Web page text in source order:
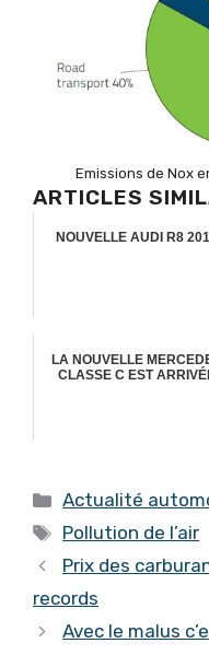
Emissions de Nox
ARTICLES
NOUVELLE AUDI R8
LA NOUVELLE
CLASSE C EST
Catégories
Actualité
Étiquettes
Pollution de l’air
Prix des
records
Avec le malus